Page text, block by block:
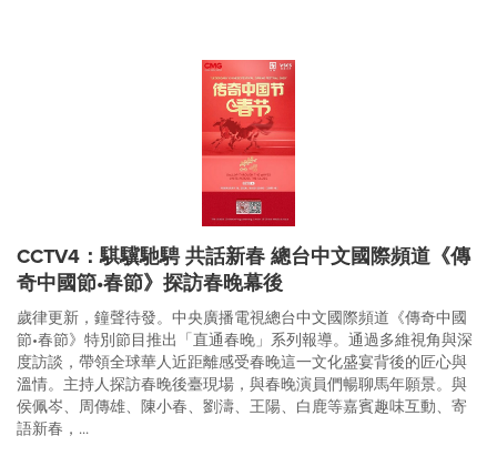
CCTV4：騏驥馳騁 共話新春 總台中文國際頻道《傳
奇中國節•春節》探訪春晚幕後
歲律更新，鐘聲待發。中央廣播電視總台中文國際頻道《傳奇中國
節•春節》特別節目推出「直通春晚」系列報導。通過多維視角與深
度訪談，帶領全球華人近距離感受春晚這一文化盛宴背後的匠心與
溫情。主持人探訪春晚後臺現場，與春晚演員們暢聊馬年願景。與
侯佩岑、周傳雄、陳小春、劉濤、王陽、白鹿等嘉賓趣味互動、寄
語新春，...